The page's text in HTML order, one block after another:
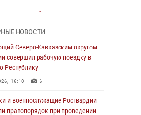
округе Росгвардии прошли
2026, 13:24
задержали мужчину,
стрельбу в Подмосковье (видео)
провели выставку вооружения
НОВОСТИ
Северо-Кавказским округом
совершил рабочую поездку в
Республику
16:10 6
и военнослужащие Росгвардии
правопорядок при проведении